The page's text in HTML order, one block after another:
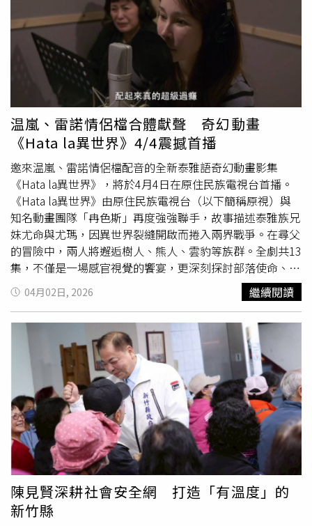
差距」的目標，全面守護學生身心健康與學習成長。
且負責任的監督方式，有助於落實食安管理。張啓楷也表
示，黃敏惠長期施政穩健，此次政策展現對教育與下一代的
重視；未來市政應在既有基礎上持續精進，讓營養午餐政策
不僅全面落實，更在品質與安全上達到更高標準，為嘉義學
童打造安心的成長環境。
温嵐、雷諾情侶檔合體獻聲 奇幻動畫
《Hata la異世界》4/4震撼首播
邀來温嵐、雷諾情侶檔配音的全新泰雅語奇幻動畫影集
《Hata la異世界》，將於4月4日在原住民族電視台首播。
《Hata la異世界》由原住民族電視台（以下簡稱原視）與
知名動畫團隊「冉色斯」再度強強聯手，故事描述泰雅族兄
妹尤命與尤瑪，因異世界裂縫開啟而捲入兩界戰爭。在尋父
的冒險中，兩人將邂逅樹人、熊人、雲豹等族群。全劇共13
集，不僅是一場感官視覺的饗宴，更深刻探討部落使命、信
仰與自我認同。延續金鐘獲獎作品《樹人大冒險》的世界
觀，《Hata la異世界》全面升級為宏觀的「原民宇
宙」。 本次配音陣容星光熠熠，不僅邀來「泰雅動感天
后」Landy溫嵐 挑戰冷靜果斷的雲豹族少女「拉娃」，以及
「創作才子」Talaw雷諾 詮釋帥氣角色「巴耀」。此外，名
單更涵蓋林慶台、小薰（黃瀞怡）、林亭莉等多位知名藝人
及部落長輩，不同世代的嗓音交織，賦予角色深厚的文化生
命力。原住民族電視台表示，《Hata la異世界》4月4日搶
先播出前4集，7月4日則正式常態播出外，未來亦將推廣至
全台國中小校園與各部落進行巡迴特映，讓年輕一代在聲優
彩蛋與奇幻劇情中，自然地與語言和文化接軌。《Hata la
異世界》4月4日搶先播出前4集。（圖／原住民族電視台提
供）
04月02日, 2026 繼續閱讀
陳見賢深耕社會安全網 打造「有溫度」的
新竹縣